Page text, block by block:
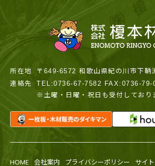
所在地
〒649-6572 和歌山県紀の川市下鞆
連絡先
TEL:0736-67-7582 FAX:0736-79-
※土曜・日曜・祝日も受付しており
HOME 会社案内 プライバシーポリシー サイ